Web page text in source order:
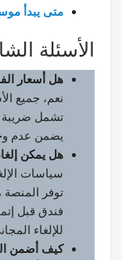
متى يبدأ
الأسئلة
هل أسعار
نعم، جميع
تشمل ضريبة
يضمن عدم
هل يمكن
سياسات
توفر
فندق قبل
للإلغاء
كيف أضمن